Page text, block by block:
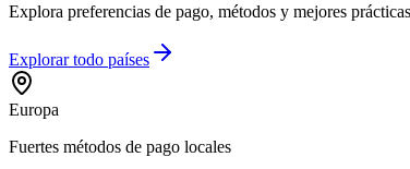
Explora preferencias de pago, métodos y mejores
Explorar todo países
Europa
Fuertes métodos de pago locales